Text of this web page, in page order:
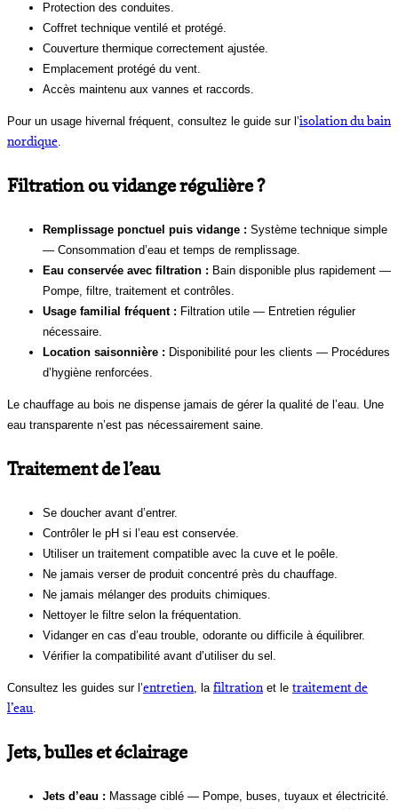
Protection des conduites.
Coffret technique ventilé et protégé.
Couverture thermique correctement ajustée.
Emplacement protégé du vent.
Accès maintenu aux vannes et raccords.
Pour un usage hivernal fréquent, consultez le guide sur l’isolation du bain
nordique.
Filtration ou vidange régulière ?
Remplissage ponctuel puis vidange : Système technique simple
— Consommation d’eau et temps de remplissage.
Eau conservée avec filtration : Bain disponible plus rapidement —
Pompe, filtre, traitement et contrôles.
Usage familial fréquent : Filtration utile — Entretien régulier
nécessaire.
Location saisonnière : Disponibilité pour les clients — Procédures
d’hygiène renforcées.
Le chauffage au bois ne dispense jamais de gérer la qualité de l’eau. Une
eau transparente n’est pas nécessairement saine.
Traitement de l’eau
Se doucher avant d’entrer.
Contrôler le pH si l’eau est conservée.
Utiliser un traitement compatible avec la cuve et le poêle.
Ne jamais verser de produit concentré près du chauffage.
Ne jamais mélanger des produits chimiques.
Nettoyer le filtre selon la fréquentation.
Vidanger en cas d’eau trouble, odorante ou difficile à équilibrer.
Vérifier la compatibilité avant d’utiliser du sel.
Consultez les guides sur l’entretien, la filtrationet le traitement de
l’eau.
Jets, bulles et éclairage
Jets d’eau : Massage ciblé — Pompe, buses, tuyaux et électricité.